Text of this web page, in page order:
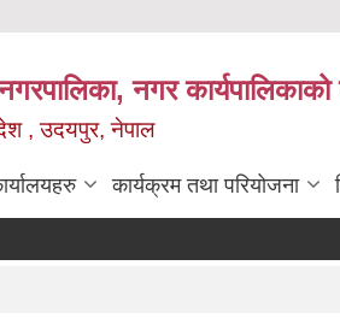
नगर कार्यपालिकाको
, उदयपुर, नेपाल
कार्यक्रम तथा परियोजना